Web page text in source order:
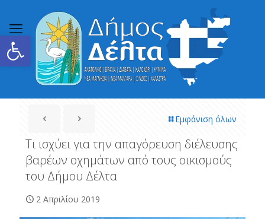
Ανοίξτε τη γραμμή εργαλείων
Εμφάνιση όλων
Τι ισχύει για την απαγόρευση διέλευσης
βαρέων οχημάτων από τους οικισμούς
του Δήμου Δέλτα
2 Απριλίου 2019